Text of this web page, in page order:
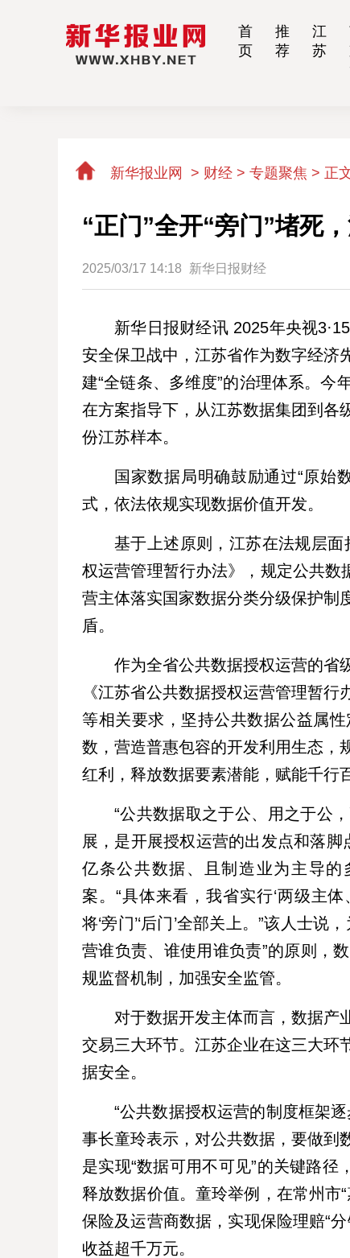
首
页
推
荐
江
苏
新华报业网 > 财经 > 专题聚焦 > 正
“正门”全开“旁门”堵死
2025/03/17 14:18 新华日报财经
新华日报财经讯 2025年央视
安全保卫战中，江苏省作为数字经济
建“全链条、多维度”的治理体系。今
在方案指导下，从江苏数据集团到各
份江苏样本。
国家数据局明确鼓励通过“原始
式，依法依规实现数据价值开发。
基于上述原则，江苏在法规层
权运营管理暂行办法》，规定公共数
营主体落实国家数据分类分级保护制
盾。
作为全省公共数据授权运营的省
《江苏省公共数据授权运营管理暂
等相关要求，坚持公共数据公益属
数，营造普惠包容的开发利用生态，
红利，释放数据要素潜能，赋能千行
“公共数据取之于公、用之于公
展，是开展授权运营的出发点和落
亿条公共数据、且制造业为主导
案。“具体来看，我省实行‘两级主
将‘旁门’‘后门’全部关上。”该人士
营谁负责、谁使用谁负责”的原则，
规监督机制，加强安全监管。
对于数据开发主体而言，数据产
交易三大环节。江苏企业在这三大环
据安全。
“公共数据授权运营的制度框架
事长童玲表示，对公共数据，要做到
是实现“数据可用不可见”的关键路径
释放数据价值。童玲举例，在常州市
保险及运营商数据，实现保险理赔“
收益超千万元。